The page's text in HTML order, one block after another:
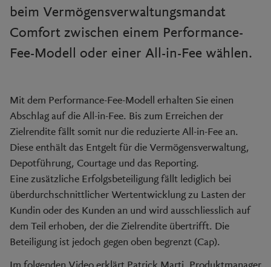
beim Vermögensverwaltungsmandat
Comfort zwischen einem Performance-
Fee-Modell oder einer All-in-Fee wählen.
Mit dem Performance-Fee-Modell erhalten Sie einen
Abschlag auf die All-in-Fee. Bis zum Erreichen der
Zielrendite fällt somit nur die reduzierte All-in-Fee an.
Diese enthält das Entgelt für die Vermögensverwaltung,
Depotführung, Courtage und das Reporting.
Eine zusätzliche Erfolgsbeteiligung fällt lediglich bei
überdurchschnittlicher Wertentwicklung zu Lasten der
Kundin oder des Kunden an und wird ausschliesslich auf
dem Teil erhoben, der die Zielrendite übertrifft. Die
Beteiligung ist jedoch gegen oben begrenzt (Cap).